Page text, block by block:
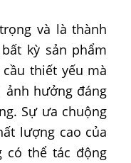
và là thành
kỳ sản phẩm
thiết yếu mà
hưởng đáng
Sự ưa chuộng
lượng cao của
có thể tác động